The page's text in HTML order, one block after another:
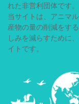
れた非営利団体です。
当サイトは、アニマ
産物の量の削減をす
しみを減らすために
イトです。